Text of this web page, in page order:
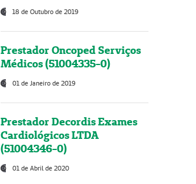
18 de Outubro de 2019
Prestador Oncoped Serviços
Médicos (51004335-0)
01 de Janeiro de 2019
Prestador Decordis Exames
Cardiológicos LTDA
(51004346-0)
01 de Abril de 2020